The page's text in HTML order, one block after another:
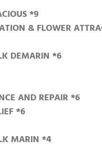
*9
& FLOWER
DEMARIN *6
AND REPAIR *6
*6
MARIN *4